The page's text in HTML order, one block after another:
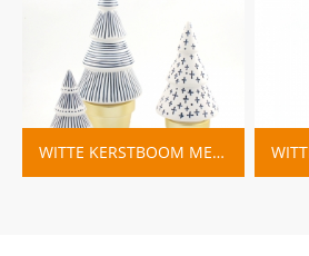
WITTE KERSTBOOM MET BLAUWE LIJNEN EN GOUDEN BASIS